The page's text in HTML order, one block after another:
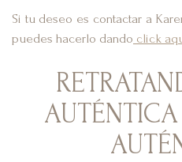
Si tu deseo es contactar a
puedes hacerlo dando click